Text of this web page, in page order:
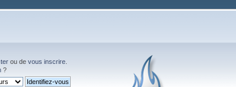
ou de vous inscrire
?